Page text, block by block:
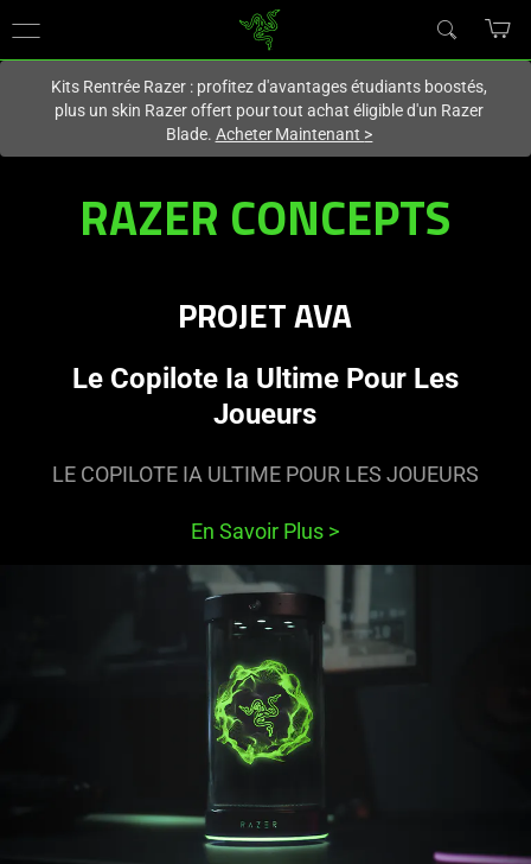
Vous êtes actuellement sur le site
Kits Rentrée Razer : profitez d'avantages étudiants boostés,
plus un skin Razer offert pour tout achat éligible d'un Razer
Blade. Acheter Maintenant >
Concepts
Gaming
Peripherals
RAZER CONCEPTS
PROJET AVA
Le Copilote Ia Ultime Pour Les
Joueurs
LE COPILOTE IA ULTIME POUR LES JOUEURS
En Savoir Plus >